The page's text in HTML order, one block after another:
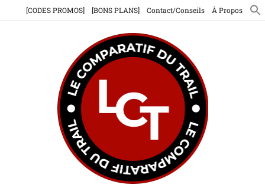
[CODES PROMOS] [BONS PLANS] Contact/Conseils À Propos